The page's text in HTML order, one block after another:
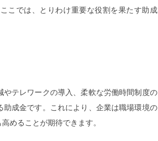
こでは、とりわけ重要な役割を果たす助成
テレワークの導入、柔軟な労働時間制度の
成金です。これにより、企業は職場環境の
めることが期待できます。